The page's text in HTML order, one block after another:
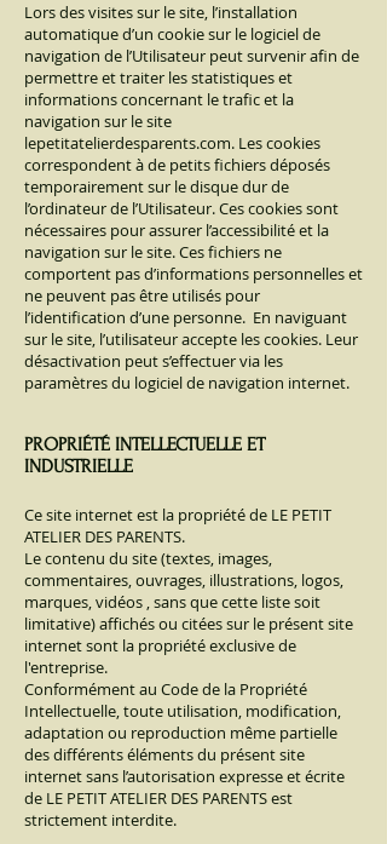
Lors des visites sur le site, l’installation
automatique d’un cookie sur le logiciel de
navigation de l’Utilisateur peut survenir afin de
permettre et traiter les statistiques et
informations concernant le trafic et la
navigation sur le site
lepetitatelierdesparents.com. Les cookies
correspondent à de petits fichiers déposés
temporairement sur le disque dur de
l’ordinateur de l’Utilisateur. Ces cookies sont
nécessaires pour assurer l’accessibilité et la
navigation sur le site. Ces fichiers ne
comportent pas d’informations personnelles et
ne peuvent pas être utilisés pour
l’identification d’une personne. En naviguant
sur le site, l’utilisateur accepte les cookies. Leur
désactivation peut s’effectuer via les
paramètres du logiciel de navigation internet.
PROPRIÉTÉ INTELLECTUELLE ET
INDUSTRIELLE
Ce site internet est la propriété de LE PETIT
ATELIER DES PARENTS.
Le contenu du site (textes, images,
commentaires, ouvrages, illustrations, logos,
marques, vidéos , sans que cette liste soit
limitative) affichés ou citées sur le présent site
internet sont la propriété exclusive de
l'entreprise.
Conformément au Code de la Propriété
Intellectuelle, toute utilisation, modification,
adaptation ou reproduction même partielle
des différents éléments du présent site
internet sans l’autorisation expresse et écrite
de LE PETIT ATELIER DES PARENTS est
strictement interdite.